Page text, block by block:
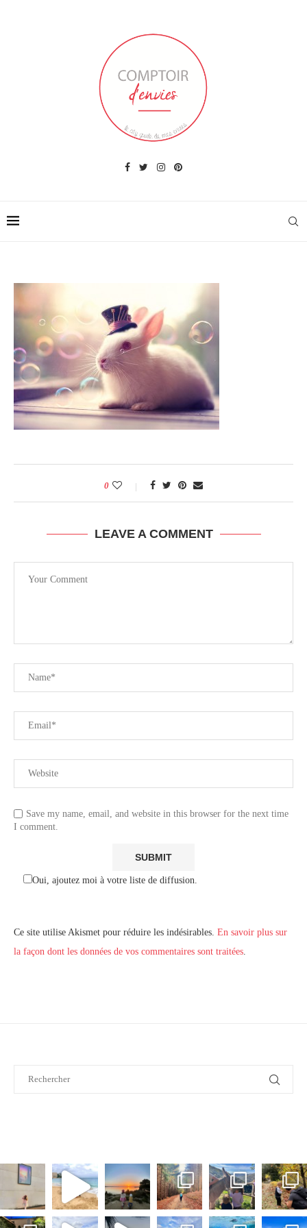
0
LEAVE A COMMENT
Save my name, email, and website in this browser for the next time
I comment.
Oui, ajoutez moi à votre liste de diffusion.
Ce site utilise Akismet pour réduire les indésirables. En savoir plus sur
la façon dont les données de vos commentaires sont traitées.